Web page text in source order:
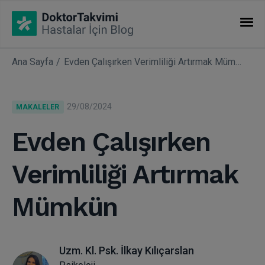
İHTISASLAR
Uzmanlıklar
Ana Sayfa Evden Çalışırken Verimliliği Artırmak Mümkün
MAKALELER 29/08/2024
Evden Çalışırken
Verimliliği Artırmak
Mümkün
Uzm. Kl. Psk. İlkay Kılıçarslan